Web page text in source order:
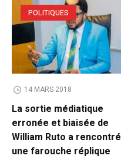
POLITIQUES
14 MARS 2018
La sortie médiatique
erronée et biaisée de
William Ruto a rencontré
une farouche réplique